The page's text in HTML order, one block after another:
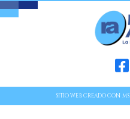
SITIO WEB CREADO CON